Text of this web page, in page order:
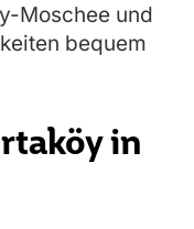
Moschee und
bequem
in